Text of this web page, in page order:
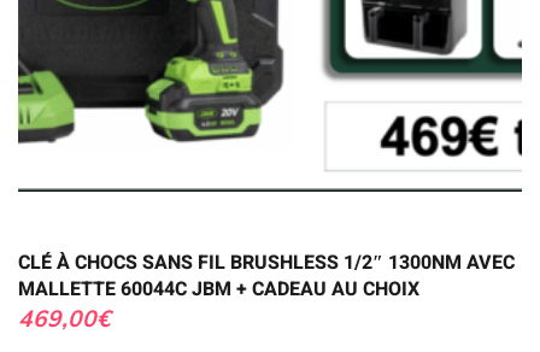
CLÉ À CHOCS SANS FIL BRUSHLESS 1/2″ 1300NM AVEC
MALLETTE 60044C JBM + CADEAU AU CHOIX
469,00€